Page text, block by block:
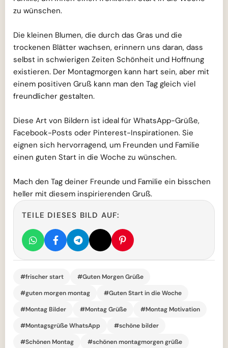
zu wünschen.
Die kleinen Blumen, die durch das Gras und die
trockenen Blätter wachsen, erinnern uns daran, dass
selbst in schwierigen Zeiten Schönheit und Hoffnung
existieren. Der Montagmorgen kann hart sein, aber mit
einem positiven Gruß kann man den Tag gleich viel
freundlicher gestalten.
Diese Art von Bildern ist ideal für WhatsApp-Grüße,
Facebook-Posts oder Pinterest-Inspirationen. Sie
eignen sich hervorragend, um Freunden und Familie
einen guten Start in die Woche zu wünschen.
Mach den Tag deiner Freunde und Familie ein bisschen
heller mit diesem inspirierenden Gruß.
TEILE DIESES BILD AUF:
#frischer start
#Guten Morgen Grüße
#guten morgen montag
#Guten Start in die Woche
#Montag Bilder
#Montag Grüße
#Montag Motivation
#Montagsgrüße WhatsApp
#schöne bilder
#Schönen Montag
#schönen montagmorgen grüße